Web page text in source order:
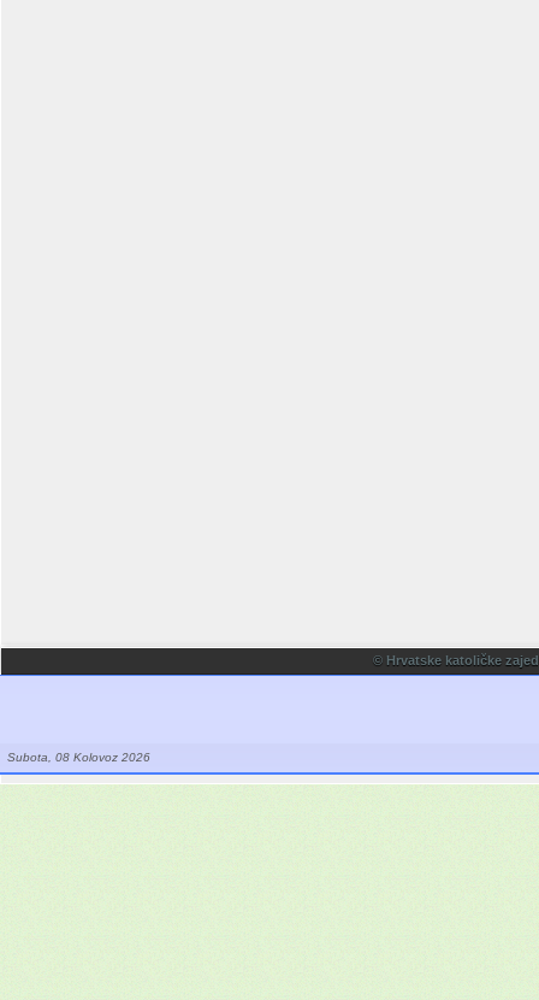
© Hrvatske katoličke
Subota, 08 Kolovoz 2026